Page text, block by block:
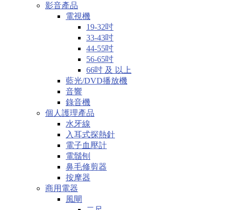
影音產品
電視機
19-32吋
33-43吋
44-55吋
56-65吋
66吋 及 以上
藍光/DVD播放機
音響
錄音機
個人護理產品
水牙線
入耳式探熱針
電子血壓計
電鬚刨
鼻毛修剪器
按摩器
商用電器
風閘